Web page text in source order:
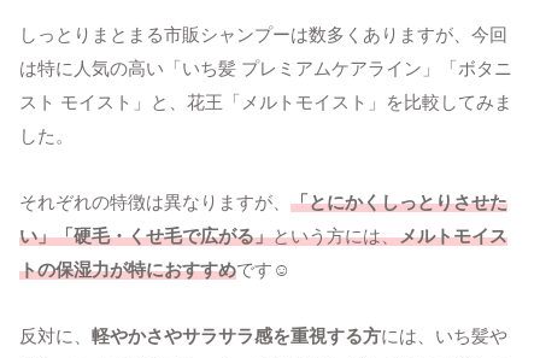
しっとりまとまる市販シャンプーは数多くありますが、今回
は特に人気の高い「いち髪 プレミアムケアライン」「ボタニ
スト モイスト」と、花王「メルトモイスト」を比較してみま
した。
それぞれの特徴は異なりますが、 「とにかくしっとりさせた
い」「硬毛・くせ毛で広がる」という方には、メルトモイス
トの保湿力が特におすすめです☺
反対に、 軽やかさやサラサラ感を重視する方には、いち髪や